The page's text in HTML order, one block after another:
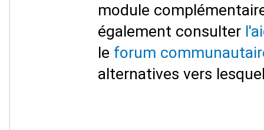
module
également consulter
le forum
alternatives vers